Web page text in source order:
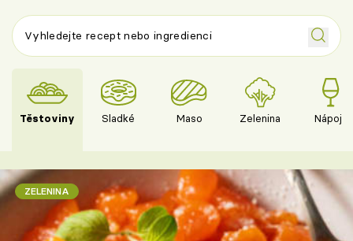
Těstoviny Sladké Maso Zelenina Nápoje
ZELENINA